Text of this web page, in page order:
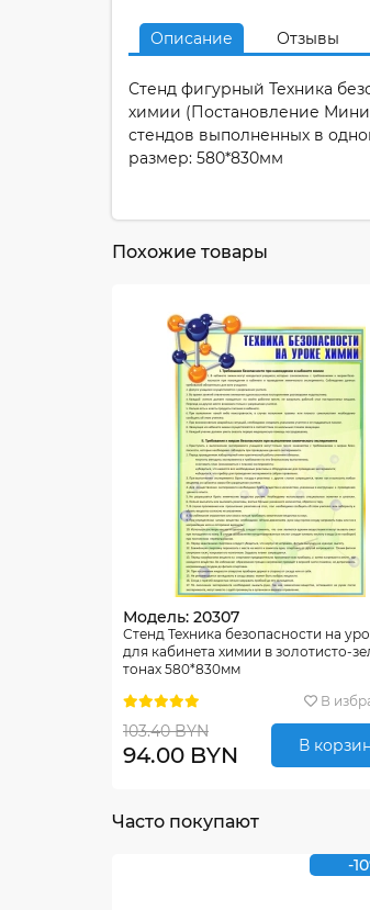
Описание Отзывы
Стенд фигурный Техника
химии (Постановление
стендов выполненных в
размер: 580*830мм
Похожие товары
Модель: 20307
Стенд Техника безопасности на
для кабинета химии в золотисто-
тонах 580*830мм
В
103.40 BYN
94.00 BYN В
Часто покупают
-